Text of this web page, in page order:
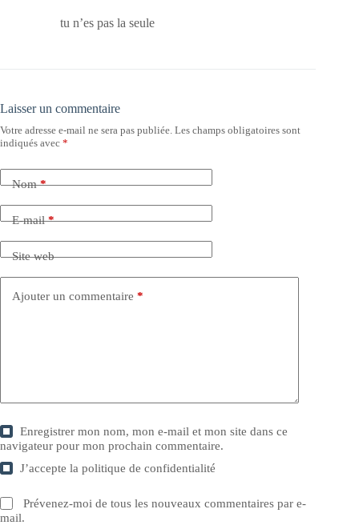
tu n’es pas la seule
Laisser un commentaire
Votre adresse e-mail ne sera pas publiée. Les champs obligatoires sont
indiqués avec *
Nom*
E-mail*
Site web
Ajouter un commentaire *
Enregistrer mon nom, mon e-mail et mon site dans ce
navigateur pour mon prochain commentaire.
J’accepte lapolitique de confidentialité
Prévenez-moi de tous les nouveaux commentaires par e-
mail.